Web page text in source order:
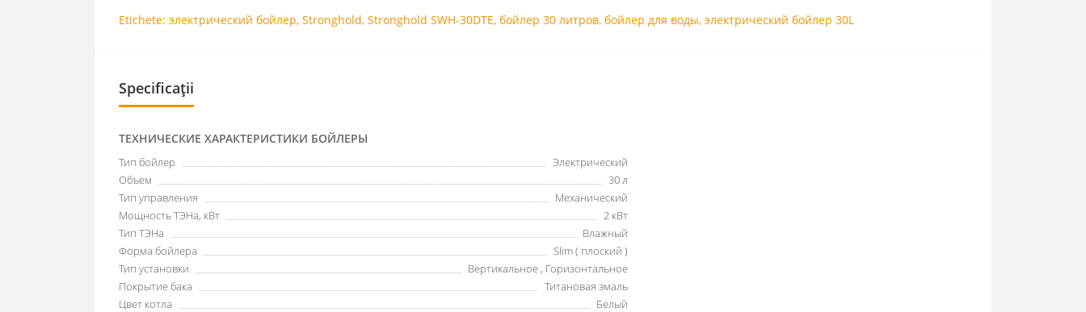
Etichete: электрический бойлер, Stronghold, Stronghold SWH-30DTE, бойлер 30 литров, бойлер для воды, электрический бойлер 30L
Specificații
ТЕХНИЧЕСКИЕ ХАРАКТЕРИСТИКИ БОЙЛЕРЫ
Тип бойлер
Электрический
Объем
30 л
Тип управления
Механический
Мощность ТЭНа, кВт
2 кВт
Тип ТЭНа
Влажный
Форма бойлера
Slim ( плоский )
Тип установки
Вертикальное , Горизонтальное
Покрытие бака
Титановая эмаль
Цвет котла
Белый